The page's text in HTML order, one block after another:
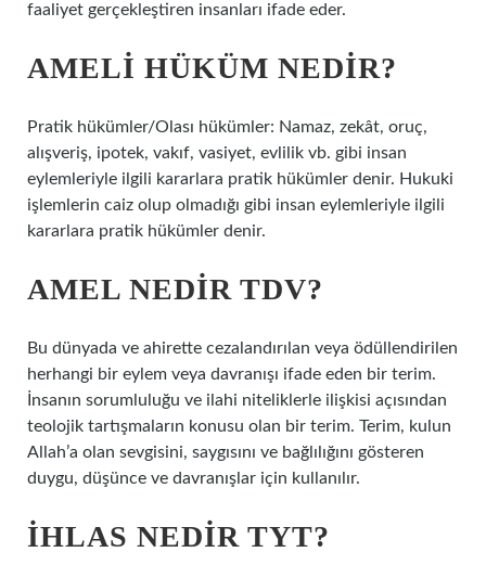
faaliyet gerçekleştiren insanları ifade eder.
AMELI HÜKÜM NEDIR?
Pratik hükümler/Olası hükümler: Namaz, zekât, oruç,
alışveriş, ipotek, vakıf, vasiyet, evlilik vb. gibi insan
eylemleriyle ilgili kararlara pratik hükümler denir. Hukuki
işlemlerin caiz olup olmadığı gibi insan eylemleriyle ilgili
kararlara pratik hükümler denir.
AMEL NEDIR TDV?
Bu dünyada ve ahirette cezalandırılan veya ödüllendirilen
herhangi bir eylem veya davranışı ifade eden bir terim.
İnsanın sorumluluğu ve ilahi niteliklerle ilişkisi açısından
teolojik tartışmaların konusu olan bir terim. Terim, kulun
Allah’a olan sevgisini, saygısını ve bağlılığını gösteren
duygu, düşünce ve davranışlar için kullanılır.
İHLAS NEDIR TYT?